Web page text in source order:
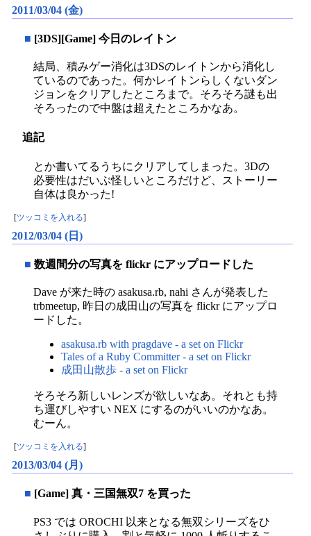
2011/03/04 (金)
■ [3DS][Game] 今日のレイトン
結局、積みゲー消化は3DSのレイトンから消化し
ているのであった。何かレイトンらしくないダン
ジョンをクリアしたところまで。そろそろ謎も出
そろったので中盤は超えたところかなあ。
追記
とか書いてるうちにクリアしてしまった。3Dの
必要性はだいぶ怪しいところだけど、ストーリー
自体は良かった!
[ツッコミを入れる]
2012/03/04 (日)
■ 数週間分の写真を flickr にアップロードした
Dave が来た時の asakusa.rb, nahi さんが発表した
trbmeetup, 昨日の成田山の写真を flickr にアップロ
ードした。
asakusa.rb with pragdave - a set on Flickr
Tales of a Ruby Committer - a set on Flickr
成田山散歩 - a set on Flickr
そろそろ新しいレンズが欲しいなあ。それとも持
ち運びしやすい NEX にするのがいいのかなあ。
むーん。
ツッコミを入れる
2013/03/04 (月)
■ [Game] 真・三国無双7 を買った
PS3 では OROCHI 以来となる無双シリーズをひ